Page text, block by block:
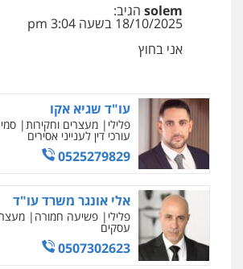
solem הגיב:
18/10/2025 בשעה 3:04 pm
אני בחוץ
עו"ד תומר בנישתי
פלילי מעצרים וחקירות
עו"ד שגיא אקו
פלילי מעצרים וחקירות
עורכי דין לענייני אסירים
0525279829
אלי אונגר משרד עו"ד
פלילי פשיעה חמורה
עסקים
0507302623